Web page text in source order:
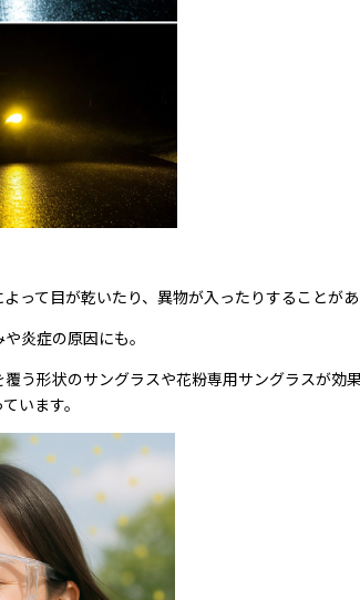
って目が乾いたり、異物が入ったりすることがあ
炎症の原因にも。
う形状のサングラスや花粉専用サングラスが効
います。